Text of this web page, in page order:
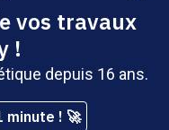
- Tous droits réservés
du groupe